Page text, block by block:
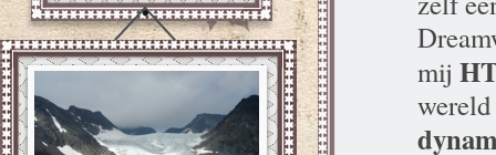
mij